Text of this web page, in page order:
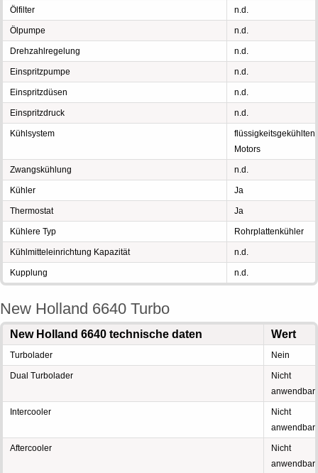
Ölfilter n.d.
Ölpumpe n.d.
Drehzahlregelung n.d.
Einspritzpumpe n.d.
Einspritzdüsen n.d.
Einspritzdruck n.d.
Kühlsystem
flüssigkeitsgekühlten
Motors
Zwangskühlung n.d.
Kühler Ja
Thermostat Ja
Kühlere Typ Rohrplattenkühler
Kühlmitteleinrichtung Kapazität n.d.
Kupplung n.d.
New Holland 6640 Turbo
New Holland 6640 technische daten Wert
Turbolader Nein
Dual Turbolader
Nicht
anwendbar
Intercooler
Nicht
anwendbar
Aftercooler
Nicht
anwendbar